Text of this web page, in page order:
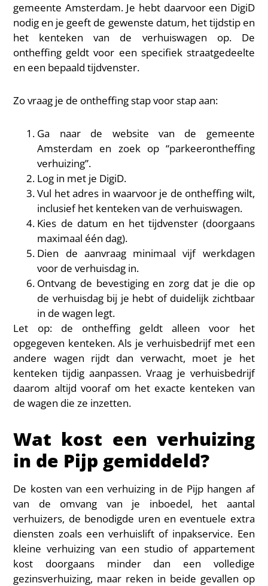
gemeente Amsterdam. Je hebt daarvoor een DigiD
nodig en je geeft de gewenste datum, het tijdstip en
het kenteken van de verhuiswagen op. De
ontheffing geldt voor een specifiek straatgedeelte
en een bepaald tijdvenster.
Zo vraag je de ontheffing stap voor stap aan:
Ga naar de website van de gemeente
Amsterdam en zoek op “parkeerontheffing
verhuizing”.
Log in met je DigiD.
Vul het adres in waarvoor je de ontheffing wilt,
inclusief het kenteken van de verhuiswagen.
Kies de datum en het tijdvenster (doorgaans
maximaal één dag).
Dien de aanvraag minimaal vijf werkdagen
voor de verhuisdag in.
Ontvang de bevestiging en zorg dat je die op
de verhuisdag bij je hebt of duidelijk zichtbaar
in de wagen legt.
Let op: de ontheffing geldt alleen voor het
opgegeven kenteken. Als je verhuisbedrijf met een
andere wagen rijdt dan verwacht, moet je het
kenteken tijdig aanpassen. Vraag je verhuisbedrijf
daarom altijd vooraf om het exacte kenteken van
de wagen die ze inzetten.
Wat kost een verhuizing
in de Pijp gemiddeld?
De kosten van een verhuizing in de Pijp hangen af
van de omvang van je inboedel, het aantal
verhuizers, de benodigde uren en eventuele extra
diensten zoals een verhuislift of inpakservice. Een
kleine verhuizing van een studio of appartement
kost doorgaans minder dan een volledige
gezinsverhuizing, maar reken in beide gevallen op